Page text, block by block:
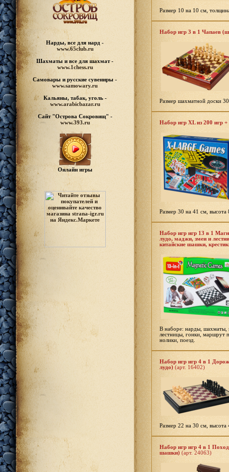
Нарды, все для нард -
www.65club.ru
Шахматы и все для шахмат -
www.1chess.ru
Самовары и русские сувениры -
www.samowary.ru
Кальяны, табак, уголь -
www.arabicbazar.ru
Сайт "Острова Сокровищ" -
www.393.ru
Онлайн игры
Размер 10 на 10 см,
Набор игр 3 в 1 Чапаев
Размер шахматной доски
Набор игр XL из 200 игр
Размер 30 на 41 см, высота
Набор игр игр 13 в 1
лудо, маджи, змеи и
китайские шашки,
В наборе: нарды,
лестницы, гонки, маршрут
нолики, поезд.
Набор игр игр 4 в 1
лудо) (арт. 16402)
Размер 22 на 30 см, высота
Набор игр игр 4 в 1
шашки) (арт. 24063)